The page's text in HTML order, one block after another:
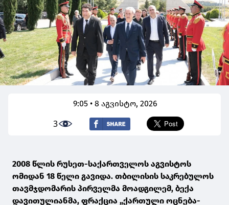
9:05 • 8 აგვისტო, 2026
3
2008 წლის რუსეთ-საქართველოს აგვისტოს
ომიდან 18 წელი გავიდა. თბილისის საკრებულოს
თავმჯდომარის პირველმა მოადგილემ, ბექა
დავითულიანმა, ფრაქცია „ქართული ოცნება-